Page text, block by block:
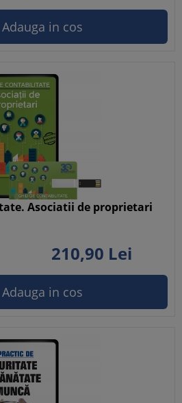
Adauga in cos
Asociatii de proprietari
210,90 Lei
Adauga in cos